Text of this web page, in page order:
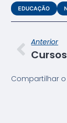
EDUCAÇÃO
Anterior
Compartilhar o